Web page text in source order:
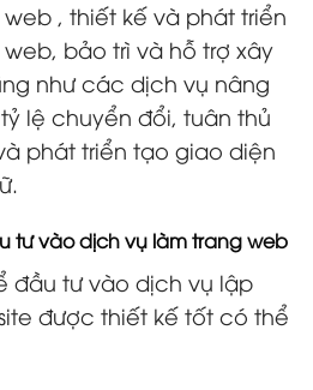
, thiết kế và phát triển
bảo trì và hỗ trợ xây
như các dịch vụ nâng
lệ chuyển đổi, tuân thủ
phát triển tạo giao diện
tư vào dịch vụ làm trang web
đầu tư vào dịch vụ lập
được thiết kế tốt có thể